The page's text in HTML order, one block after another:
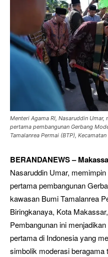
Menteri Agama RI, Nasaruddin
pertama pembangunan Gerbang
Tamalanrea Permai (BTP),
BERANDANEWS –
Nasaruddin Umar,
pertama pembangunan
kawasan Bumi Tamalanrea
Biringkanaya, Kota
Pembangunan ini
pertama di Indonesia yang
simbolik moderasi beragama